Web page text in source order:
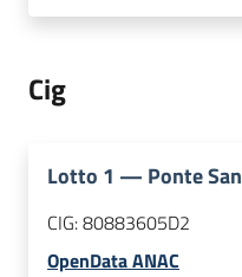
Cig
Lotto 1 — Ponte
CIG:80883605D2
OpenData ANAC